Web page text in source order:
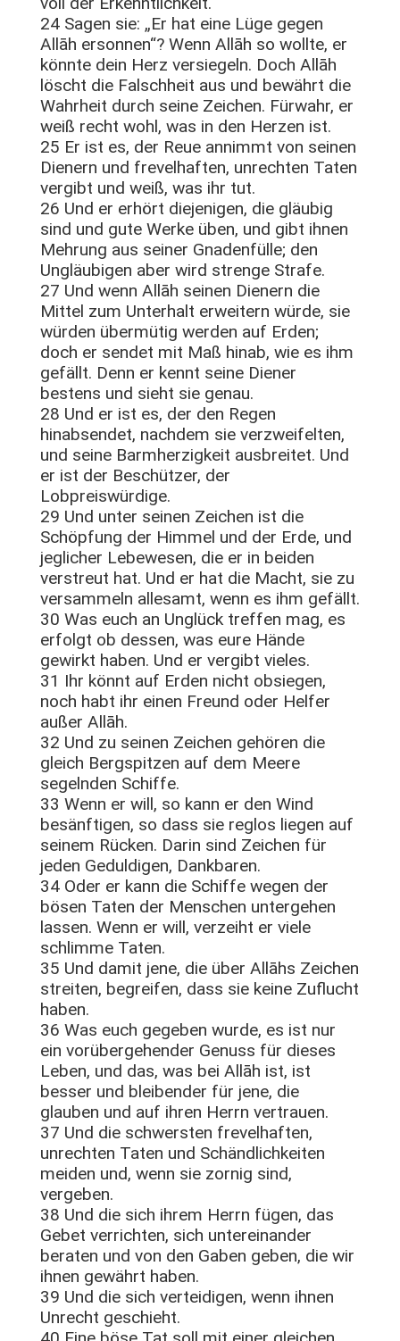
24 Sagen sie: „Er hat eine Lüge gegen
Allāh ersonnen“? Wenn Allāh so wollte, er
könnte dein Herz versiegeln. Doch Allāh
löscht die Falschheit aus und bewährt die
Wahrheit durch seine Zeichen. Fürwahr, er
weiß recht wohl, was in den Herzen ist.
25 Er ist es, der Reue annimmt von seinen
Dienern und frevelhaften, unrechten Taten
vergibt und weiß, was ihr tut.
26 Und er erhört diejenigen, die gläubig
sind und gute Werke üben, und gibt ihnen
Mehrung aus seiner Gnadenfülle; den
Ungläubigen aber wird strenge Strafe.
27 Und wenn Allāh seinen Dienern die
Mittel zum Unterhalt erweitern würde, sie
würden übermütig werden auf Erden;
doch er sendet mit Maß hinab, wie es ihm
gefällt. Denn er kennt seine Diener
bestens und sieht sie genau.
28 Und er ist es, der den Regen
hinabsendet, nachdem sie verzweifelten,
und seine Barmherzigkeit ausbreitet. Und
er ist der Beschützer, der
Lobpreiswürdige.
29 Und unter seinen Zeichen ist die
Schöpfung der Himmel und der Erde, und
jeglicher Lebewesen, die er in beiden
verstreut hat. Und er hat die Macht, sie zu
versammeln allesamt, wenn es ihm gefällt.
30 Was euch an Unglück treffen mag, es
erfolgt ob dessen, was eure Hände
gewirkt haben. Und er vergibt vieles.
31 Ihr könnt auf Erden nicht obsiegen,
noch habt ihr einen Freund oder Helfer
außer Allāh.
32 Und zu seinen Zeichen gehören die
gleich Bergspitzen auf dem Meere
segelnden Schiffe.
33 Wenn er will, so kann er den Wind
besänftigen, so dass sie reglos liegen auf
seinem Rücken. Darin sind Zeichen für
jeden Geduldigen, Dankbaren.
34 Oder er kann die Schiffe wegen der
bösen Taten der Menschen untergehen
lassen. Wenn er will, verzeiht er viele
schlimme Taten.
35 Und damit jene, die über Allāhs Zeichen
streiten, begreifen, dass sie keine Zuflucht
haben.
36 Was euch gegeben wurde, es ist nur
ein vorübergehender Genuss für dieses
Leben, und das, was bei Allāh ist, ist
besser und bleibender für jene, die
glauben und auf ihren Herrn vertrauen.
37 Und die schwersten frevelhaften,
unrechten Taten und Schändlichkeiten
meiden und, wenn sie zornig sind,
vergeben.
38 Und die sich ihrem Herrn fügen, das
Gebet verrichten, sich untereinander
beraten und von den Gaben geben, die wir
ihnen gewährt haben.
39 Und die sich verteidigen, wenn ihnen
Unrecht geschieht.